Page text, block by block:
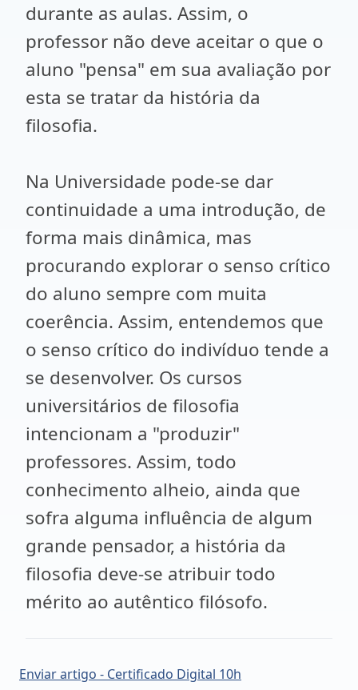
durante as aulas. Assim, o
professor não deve aceitar o que o
aluno "pensa" em sua avaliação por
esta se tratar da história da
filosofia.
Na Universidade pode-se dar
continuidade a uma introdução, de
forma mais dinâmica, mas
procurando explorar o senso crítico
do aluno sempre com muita
coerência. Assim, entendemos que
o senso crítico do indivíduo tende a
se desenvolver. Os cursos
universitários de filosofia
intencionam a "produzir"
professores. Assim, todo
conhecimento alheio, ainda que
sofra alguma influência de algum
grande pensador, a história da
filosofia deve-se atribuir todo
mérito ao autêntico filósofo.
Enviar artigo - Certificado Digital 10h